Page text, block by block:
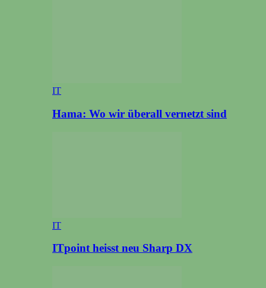
IT
Hama: Wo wir überall vernetzt sind
IT
ITpoint heisst neu Sharp DX